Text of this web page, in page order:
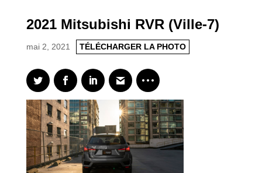
2021 Mitsubishi RVR (Ville-7)
mai 2, 2021 TÉLÉCHARGER LA PHOTO